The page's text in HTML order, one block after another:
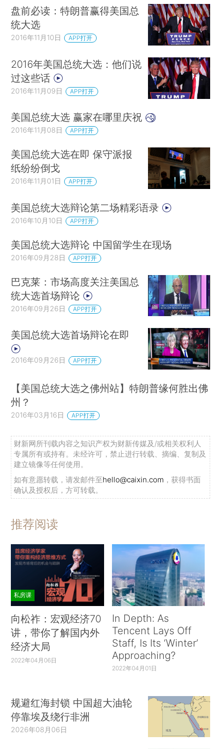
盘前必读：特朗普赢得美国总
统大选
2016年11月10日 APP打开
2016年美国总统大选：他们说
过这些话
2016年11月09日 APP打开
美国总统大选 赢家在哪里庆祝
2016年11月08日 APP打开
美国总统大选在即 保守派报
纸纷纷倒戈
2016年11月01日 APP打开
美国总统大选辩论第二场精彩语录
2016年10月10日 APP打开
美国总统大选辩论 中国留学生在现场
2016年09月28日 APP打开
巴克莱：市场高度关注美国总
统大选首场辩论
2016年09月26日 APP打开
美国总统大选首场辩论在即
2016年09月26日 APP打开
【美国总统大选之佛州站】特朗普缘何胜出佛
州？
2016年03月16日 APP打开
财新网所刊载内容之知识产权为财新传媒及/或相关权利人
专属所有或持有。未经许可，禁止进行转载、摘编、复制及
建立镜像等任何使用。
如有意愿转载，请发邮件至hello@caixin.com ，获得书面
确认及授权后，方可转载。
推荐阅读
私房课
向松祚：宏观经济70
讲，带你了解国内外
经济大局
2022年04月06日
In Depth: As
Tencent Lays Off
Staff, Is Its ‘Winter’
Approaching?
2022年04月01日
规避红海封锁 中国超大油轮
停靠埃及绕行非洲
2026年08月06日